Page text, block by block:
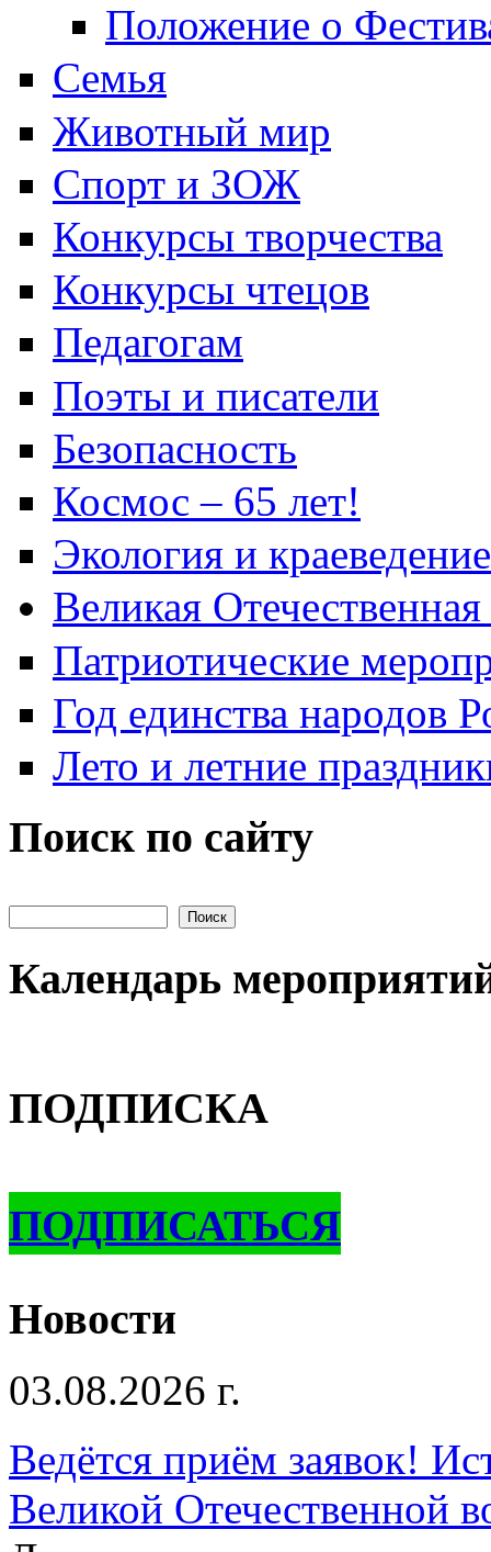
Положение о
Семья
Животный мир
Спорт и ЗОЖ
Конкурсы творчества
Конкурсы чтецов
Педагогам
Поэты и писатели
Безопасность
Космос – 65 лет!
Экология и краеведение
Великая
Патриотические
Год единства народов
Лето и летние
Поиск по сайту
Календарь
ПОДПИСКА
ПОДПИСАТЬСЯ
Новости
03.08.2026 г.
Ведётся приём заявок!
Великой Отечественной